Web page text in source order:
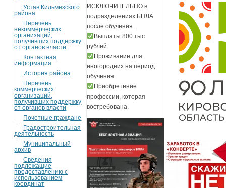
Устав Кильмезского
района
Перечень
некоммерческих
организаций,
получивших поддержку
от органов власти
Контактная
информация
История района
Перечень
коммерческих
организаций,
получивших поддержку
от органов власти
Почетные граждане
Градостроительная
деятельность
Муниципальный
архив
Сведения
подлежащие
предоставлению с
использованием
координат
ИСКЛЮЧИТЕЛЬНО в
подразделениях БПЛА
после обучения.
Выплаты 800 тыс
рублей.
Проживание для
иногородних на период
обучения.
Приобретение
профессии, которая
востребована.